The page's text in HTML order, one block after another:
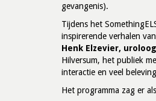
gevangenis).
Tijdens het
inspirerende verhalen
Henk Elzevier,
Hilversum, het publiek
interactie en veel
Het programma zag er